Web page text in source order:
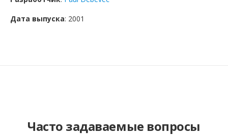
Дата выпуска: 2001
Часто задаваемые вопросы